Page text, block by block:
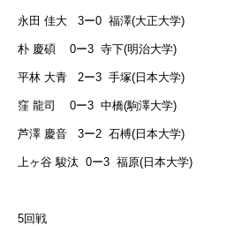
永田 佳大 3ー0 福澤(大正大学)
朴 慶碩 0ー3 寺下(明治大学)
平林 大青 2ー3 手塚( 日本大学)
窪 龍司 0ー3 中橋(駒澤大学)
芦澤 慶音 3ー2 石榑( 日本大学)
上ヶ谷 駿汰 0ー3 福原( 日本大学)
5回戦